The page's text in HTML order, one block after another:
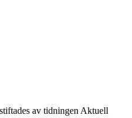
av tidningen Aktuell